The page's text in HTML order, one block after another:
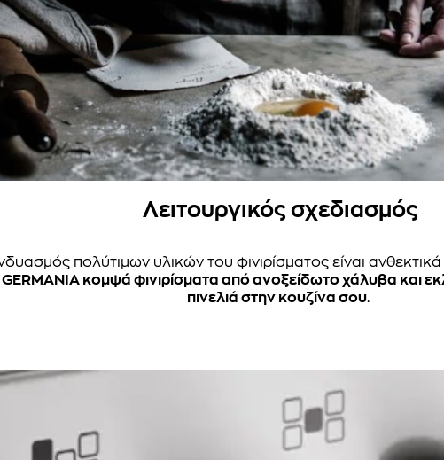
Λειτουργικός σχεδιασμός
πολύτιμων υλικών του φινιρίσματος είναι ανθεκτικά
GERMANIA κομψά φινιρίσματα από ανοξείδωτο χάλυβα και
πινελιά στην κουζίνα σου.